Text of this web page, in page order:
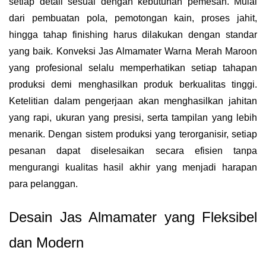
dari pembuatan pola, pemotongan kain, proses jahit,
hingga tahap finishing harus dilakukan dengan standar
yang baik. Konveksi Jas Almamater Warna Merah Maroon
yang profesional selalu memperhatikan setiap tahapan
produksi demi menghasilkan produk berkualitas tinggi.
Ketelitian dalam pengerjaan akan menghasilkan jahitan
yang rapi, ukuran yang presisi, serta tampilan yang lebih
menarik. Dengan sistem produksi yang terorganisir, setiap
pesanan dapat diselesaikan secara efisien tanpa
mengurangi kualitas hasil akhir yang menjadi harapan
para pelanggan.
Desain Jas Almamater yang Fleksibel
dan Modern